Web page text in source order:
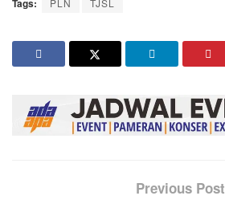
Tags: PLN TJSL
Previous Post